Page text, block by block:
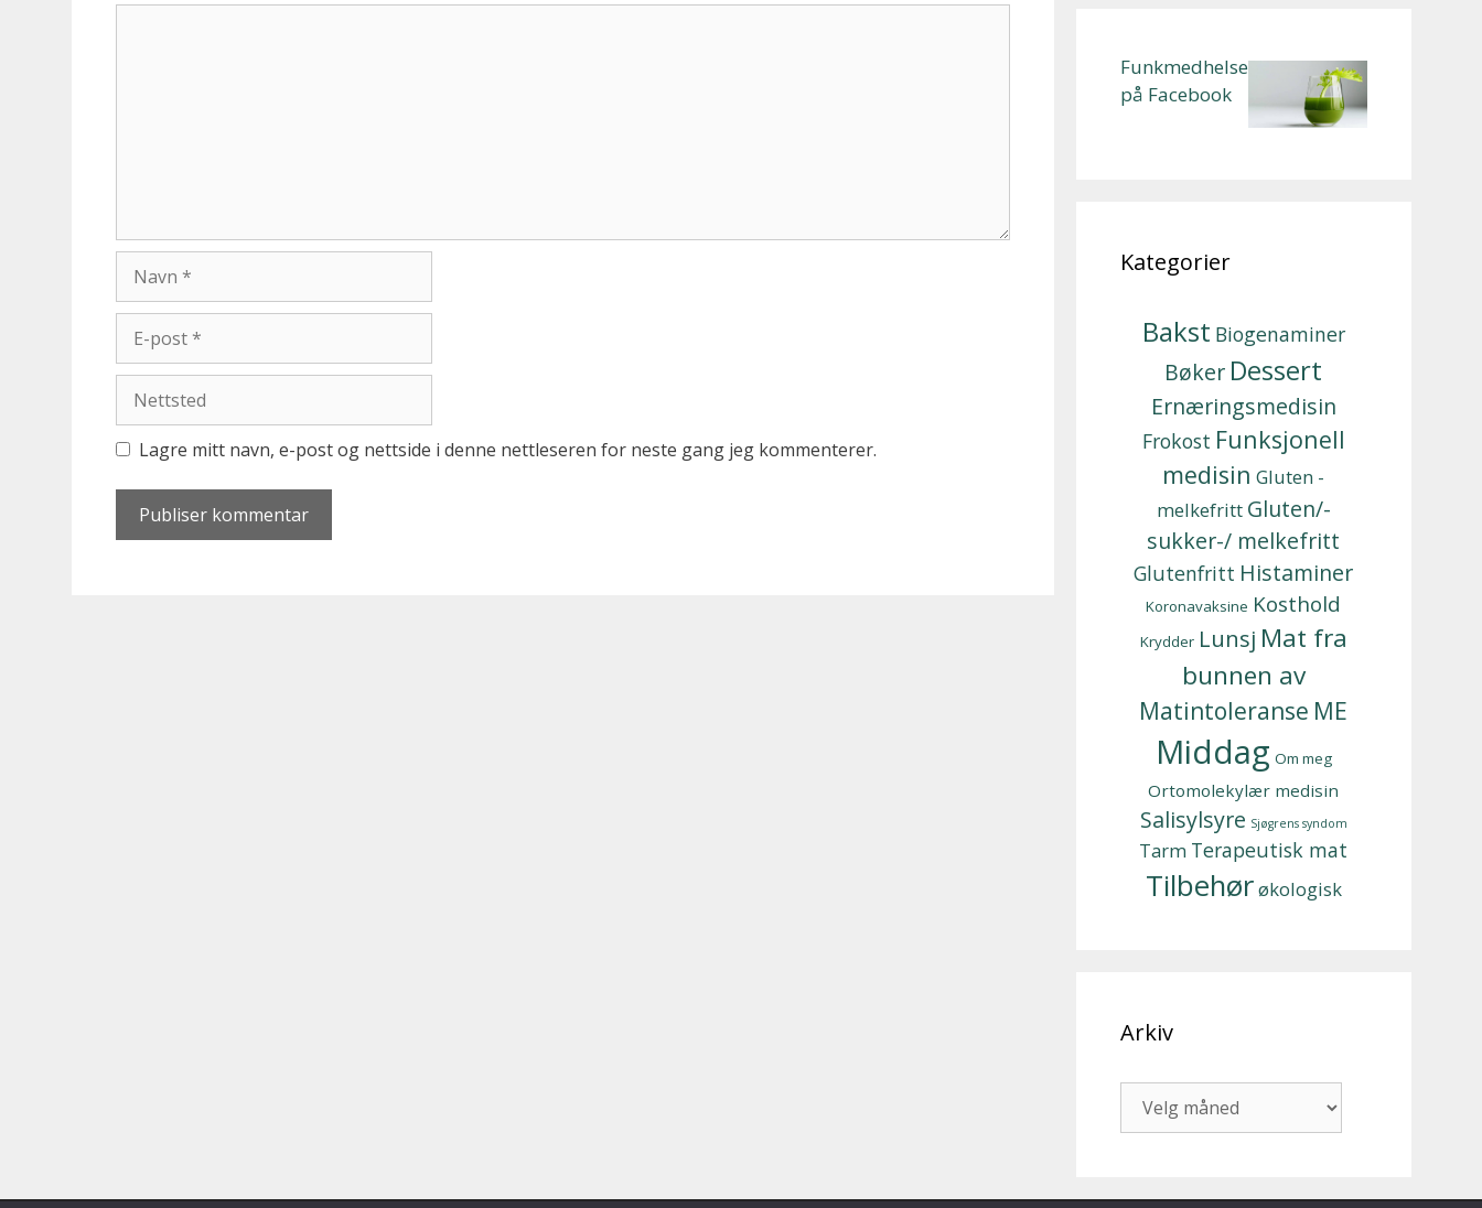
post
Lagre mitt navn, e-post og nettside i denne nettleseren for neste gang jeg kommenterer.
Funkmedhelse
på Facebook
Kategorier
Bakst Biogenaminer
Bøker Dessert
Ernæringsmedisin
Frokost Funksjonell
medisin Gluten -
melkefritt Gluten/-
sukker-/ melkefritt
Glutenfritt Histaminer
Koronavaksine Kosthold
Krydder Lunsj Mat fra
bunnen av
Matintoleranse ME
Middag Om meg
Ortomolekylær medisin
Salisylsyre Sjøgrens syndom
Tarm Terapeutisk mat
Tilbehørøkologisk
Arkiv
Arkiv